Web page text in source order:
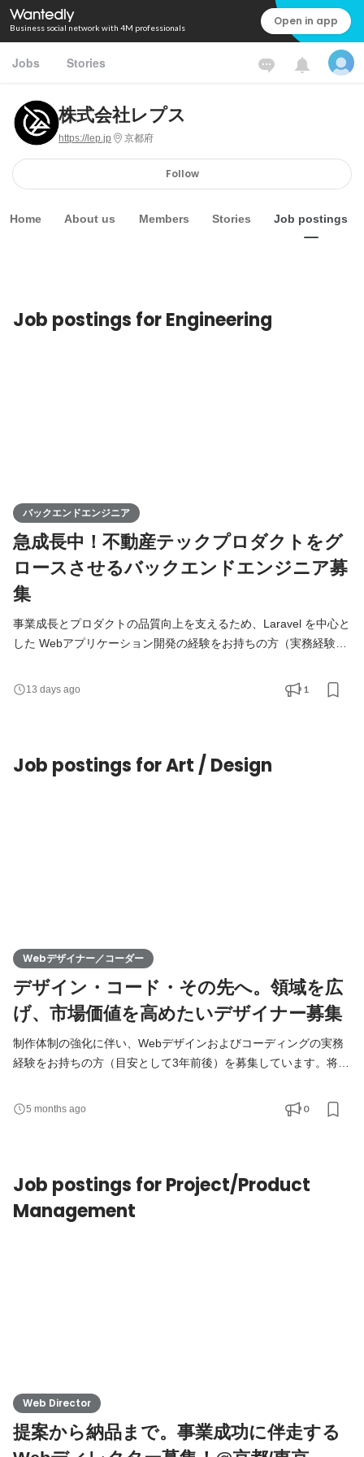
Business social network with 4M professionals Open in app
Jobs Stories
株式会社レプス
https://lep.jp 京都府
Follow
Home About us Members Stories Job postings
Job postings for Engineering
バックエンドエンジニア
急成長中！不動産テックプロダクトをグ
ロースさせるバックエンドエンジニア募
集
事業成長とプロダクトの品質向上を支えるため、Laravel を中心と
した Webアプリケーション開発の経験をお持ちの方（実務経験目
携わり、既存機能の改修から新機能開発まで、幅広い領域でスキ
要な
13 days ago 1
Job postings for Art / Design
Webデザイナー／コーダー
デザイン・コード・その先へ。領域を広
げ、市場価値を高めたいデザイナー募集
制作体制の強化に伴い、Webデザインおよびコーディングの実務
経験をお持ちの方（目安として3年前後）を募集しています。将来
ジションで、デザインと実装の両面からプロジェクトを支えてい
ナー制作や画像
5 months ago 0
Job postings for Project/Product
Management
Web Director
提案から納品まで。事業成功に伴走する